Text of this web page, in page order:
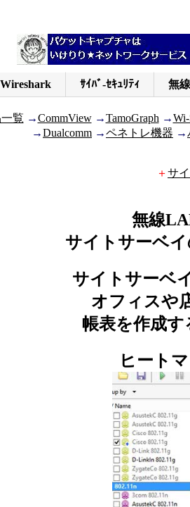
Wireshark ｻｲﾊﾞ-ｾｷｭﾘﾃｨ 無
覧 →CommView→TamoGraph →
→Dualcomm →ペネトレ機器 →
＋サ
無線
サイトサーベ
サイトサーベ
オフィスや
帳表を作成す
ヒート